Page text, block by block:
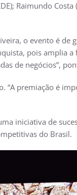
Raimundo Costa
o evento é
pois amplia
de negócios”,
“A premiação é
iniciativa de
do Brasil.